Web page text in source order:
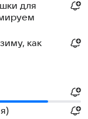
для
как